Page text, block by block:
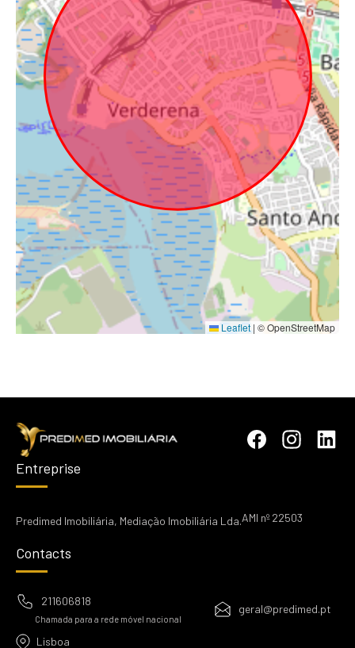
Leaflet | © OpenStreetMap
Entreprise
Predimed Imobiliária, Mediação Imobiliária Lda.AMI nº 22503
Contacts
211606818
Chamada para a rede móvel nacional
geral@predimed.pt
Lisboa